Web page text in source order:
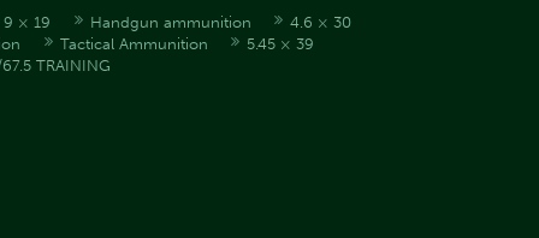
9 × 19 Handgun ammunition
4.6 × 30
Tactical Ammunition
5.45 × 39
67.5 TRAINING